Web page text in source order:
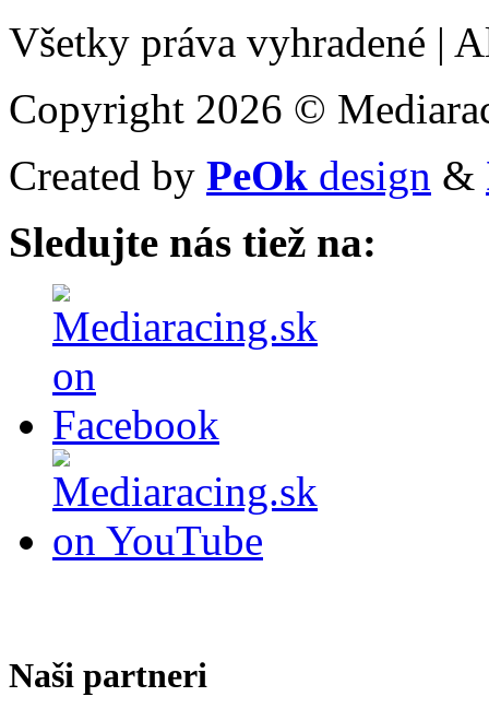
Všetky práva vyhradené |
Copyright 2026 ©
Created by PeOk design &
Sledujte nás tiež na:
Naši partneri